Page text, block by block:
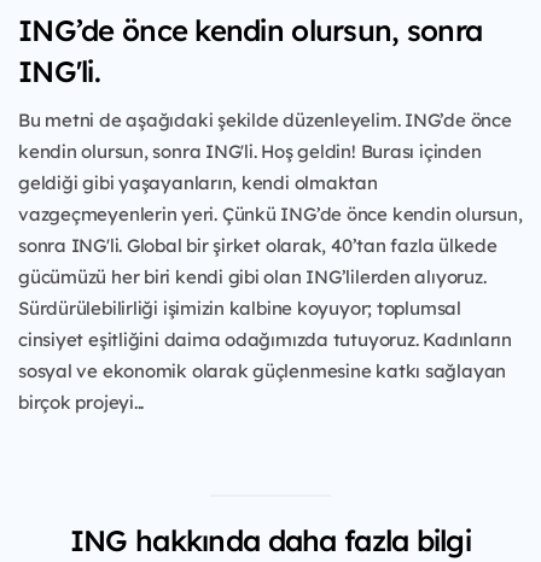
ING’de önce kendin olursun, sonra
ING'li.
Bu metni de aşağıdaki şekilde düzenleyelim. ING’de önce
kendin olursun, sonra ING'li. Hoş geldin! Burası içinden
geldiği gibi yaşayanların, kendi olmaktan
vazgeçmeyenlerin yeri. Çünkü ING’de önce kendin olursun,
sonra ING'li. Global bir şirket olarak, 40’tan fazla ülkede
gücümüzü her biri kendi gibi olan ING’lilerden alıyoruz.
Sürdürülebilirliği işimizin kalbine koyuyor; toplumsal
cinsiyet eşitliğini daima odağımızda tutuyoruz. Kadınların
sosyal ve ekonomik olarak güçlenmesine katkı sağlayan
birçok projeyi...
ING hakkında daha fazla bilgi